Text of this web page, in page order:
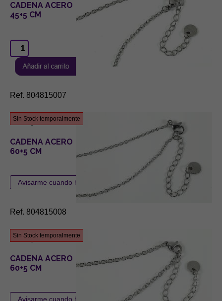
CADENA ACERO
45+5 CM
Ref. 804815007
Sin Stock temporalmente
1,80 €
CADENA ACERO
60+5 CM
Ref. 804815008
Sin Stock temporalmente
1,80 €
CADENA ACERO
60+5 CM